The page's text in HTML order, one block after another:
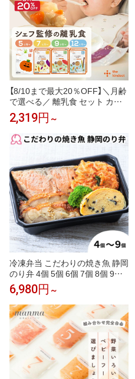
【8/10まで最大20％OFF】＼月齢
で選べる／ 離乳食 セット カイ
ンデスト the kindest ベビーフー
ド ( 5ヶ月 ~/ 7ヶ月 ~/ 9ヶ月 ~ / 1
2ヶ月 ~) 国産 初期 中期 後期 完
了期 おかゆ 離乳食 野菜 魚 おや
2,319円 ～
冷凍弁当 こだわりの焼き魚 静岡
のり弁 4個 5個 6個 7個 8個 9個
冷凍 お取り寄せ 静岡 肉 高級の
り弁 簡単 定番 子供 レンチン 魚
鮭 西京焼き 焼津 かつお節 ご飯
付き 時短調理 送料無料 駅弁屋
6,980円 ～